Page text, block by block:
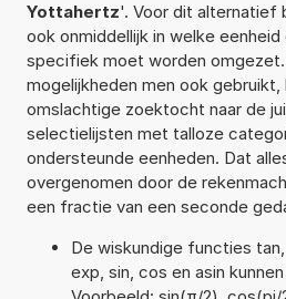
Yottahertz'. Voor dit alternatief
ook onmiddellijk in welke
specifiek moet worden
mogelijkheden men ook
omslachtige zoektocht naar de
selectielijsten met talloze
ondersteunde eenheden. Dat
overgenomen door de
een fractie van een seconde
De wiskundige functies
exp, sin, cos en asin